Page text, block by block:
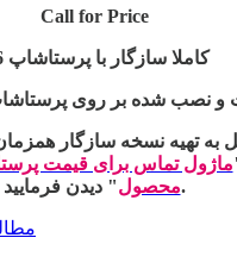
Call for Price
کاملا سازگار با پرستاشاپ 1.6
نصب شده بر روی پرستاشاپ
ماژول تماس برای قیمت
محصول" دیدن فرمایید.